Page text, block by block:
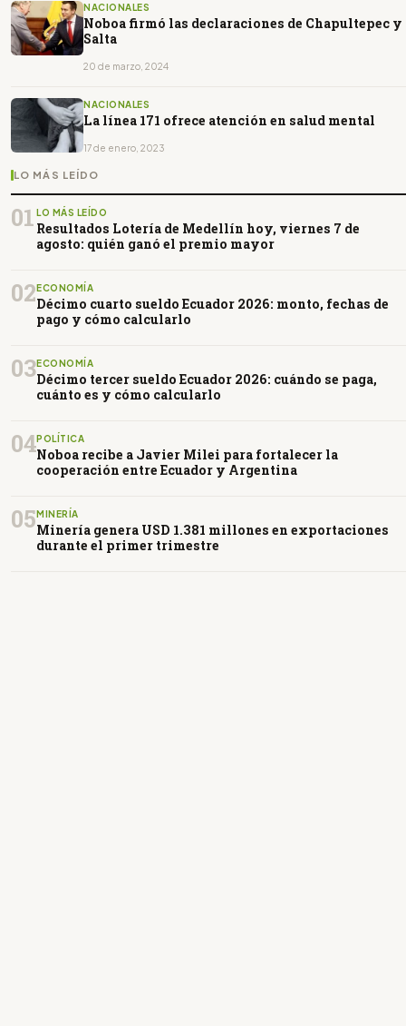
NACIONALES
Noboa firmó las declaraciones de Chapultepec y
Salta
20 de marzo, 2024
NACIONALES
La línea 171 ofrece atención en salud mental
17 de enero, 2023
LO MÁS LEÍDO
01 LO MÁS LEÍDO
Resultados Lotería de Medellín hoy, viernes 7 de
agosto: quién ganó el premio mayor
02ECONOMÍA
Décimo cuarto sueldo Ecuador 2026: monto, fechas de
pago y cómo calcularlo
03ECONOMÍA
Décimo tercer sueldo Ecuador 2026: cuándo se paga,
cuánto es y cómo calcularlo
04POLÍTICA
Noboa recibe a Javier Milei para fortalecer la
cooperación entre Ecuador y Argentina
05MINERÍA
Minería genera USD 1.381 millones en exportaciones
durante el primer trimestre